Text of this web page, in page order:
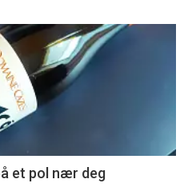
et pol nær deg